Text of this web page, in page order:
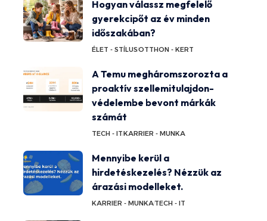
Hogyan válassz megfelelő
gyerekcipőt az év minden
időszakában?
ÉLET - STÍLUSOTTHON - KERT
A Temu megháromszorozta a
proaktív szellemitulajdon-
védelembe bevont márkák
számát
TECH - ITKARRIER - MUNKA
Mennyibe kerül a
hirdetéskezelés? Nézzük az
árazási modelleket.
KARRIER - MUNKATECH - IT